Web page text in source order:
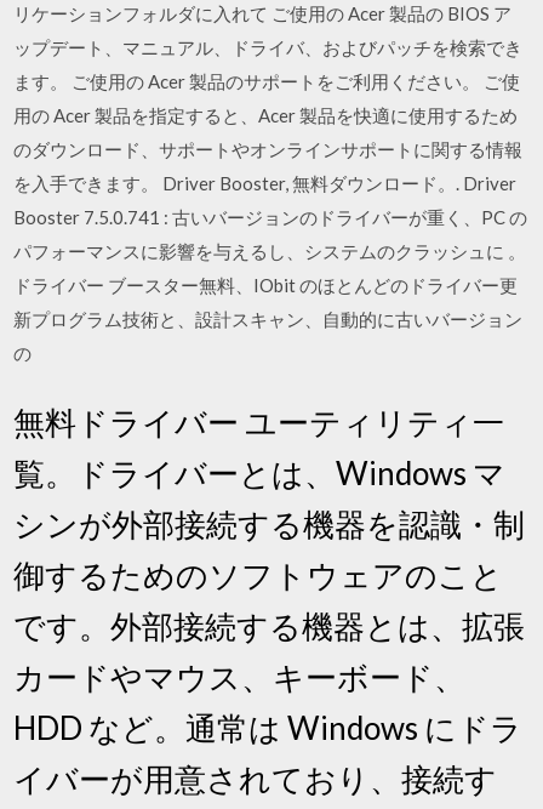
リケーションフォルダに入れて ご使用の Acer 製品の BIOS ア
ップデート、マニュアル、ドライバ、およびパッチを検索でき
ます。 ご使用の Acer 製品のサポートをご利用ください。 ご使
用の Acer 製品を指定すると、Acer 製品を快適に使用するため
のダウンロード、サポートやオンラインサポートに関する情報
を入手できます。 Driver Booster, 無料ダウンロード。. Driver
Booster 7.5.0.741 : 古いバージョンのドライバーが重く、PC の
パフォーマンスに影響を与えるし、システムのクラッシュに 。
ドライバー ブースター無料、IObit のほとんどのドライバー更
新プログラム技術と、設計スキャン、自動的に古いバージョン
の
無料ドライバー ユーティリティ一
覧。ドライバーとは、Windows マ
シンが外部接続する機器を認識・制
御するためのソフトウェアのこと
です。外部接続する機器とは、拡張
カードやマウス、キーボード、
HDD など。通常は Windows にドラ
イバーが用意されており、接続す